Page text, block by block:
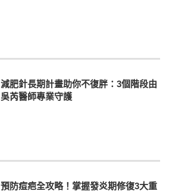
減肥針長期計畫助你不復胖：3個階段由
吳芮醫師專業守護
預防痘疤全攻略！掌握發炎期修復3大重